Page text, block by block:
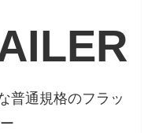
普通規格のフラッ